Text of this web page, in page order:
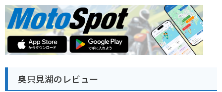
奥只見湖のレビュー